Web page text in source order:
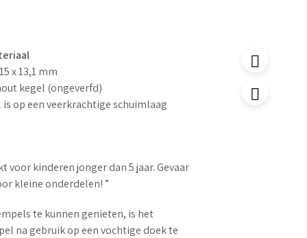
x 13,1 mm
kegel (ongeverfd)
op een veerkrachtige schuimlaag
voor kinderen jonger dan 5 jaar. Gevaar
kleine onderdelen! ”
te kunnen genieten, is het
na gebruik op een vochtige doek te